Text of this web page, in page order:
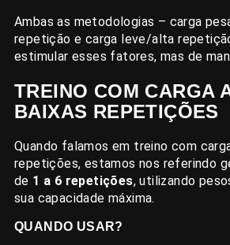
Ambas as metodologias – carga
repetição e carga leve/alta
estimular esses fatores, mas de
TREINO COM CARGA
BAIXAS REPETIÇÕES
Quando falamos em treino com
repetições, estamos nos referindo
de 1 a 6 repetições, utilizando
sua capacidade máxima.
QUANDO USAR?